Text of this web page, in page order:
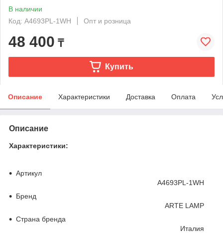
В наличии
Код: A4693PL-1WH
Опт и розница
48 400 ₸
Купить
Описание Характеристики Доставка Оплата
Описание
Характеристики:
Артикул
A4693PL-1WH
Бренд
ARTE LAMP
Страна бренда
Италия